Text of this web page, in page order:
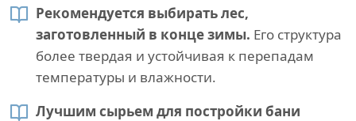
Рекомендуется выбирать лес,
заготовленный в конце зимы. Его структура
более твердая и устойчивая к перепадам
температуры и влажности.
Лучшим сырьем для постройки бани